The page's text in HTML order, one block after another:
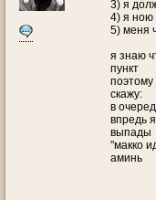
3) я
4) я ною
5) меня
я знаю
пункт
поэтому
скажу:
в
впредь
выпады
"макко
аминь